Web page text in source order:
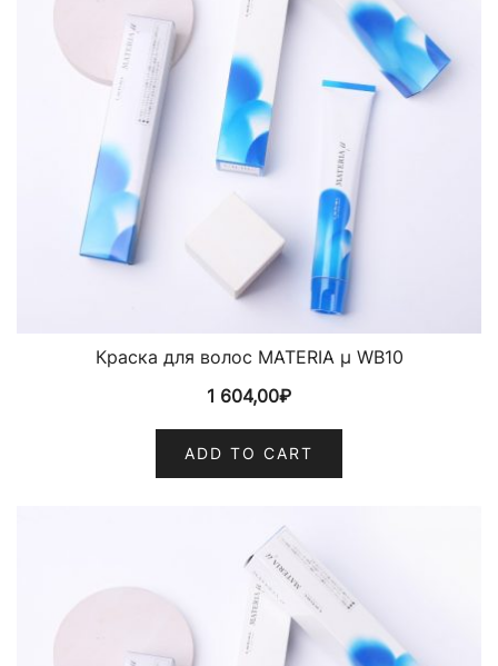
Краска для волос MATERIA µ WB10
1 604,00₽
ADD TO CART